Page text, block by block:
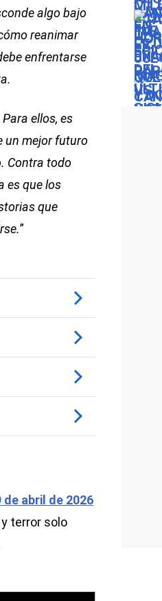
algo bajo
reanimar
enfrentarse
ellos, es
un mejor futuro
Contra todo
es que los
que
”
de abril de 2026
terror solo